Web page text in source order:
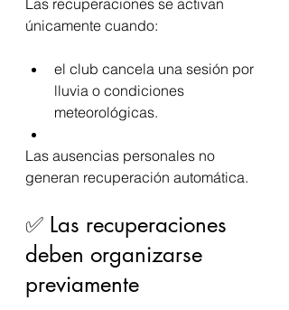
únicamente cuando:
el club cancela una sesión por
lluvia o condiciones
meteorológicas.
Las ausencias personales no
generan recuperación automática.
✅ Las recuperaciones
deben organizarse
previamente